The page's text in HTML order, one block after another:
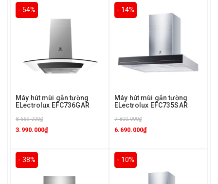
- 54%
Máy hút mùi gắn tường
ELectrolux EFC736GAR
8.669.000₫
3.990.000₫
- 14%
Máy hút mùi gắn tường
ELectrolux EFC735SAR
7.800.000₫
6.690.000₫
- 38% - 10%